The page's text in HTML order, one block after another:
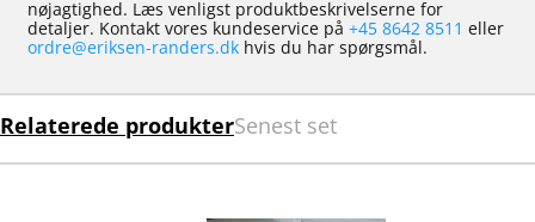
nøjagtighed. Læs venligst produktbeskrivelserne for
detaljer. Kontakt vores kundeservice på +45 8642 8511 eller
ordre@eriksen-randers.dk hvis du har spørgsmål.
Relaterede produkterSenest set